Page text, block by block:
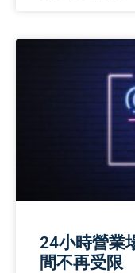
24小時營業
間不再受限